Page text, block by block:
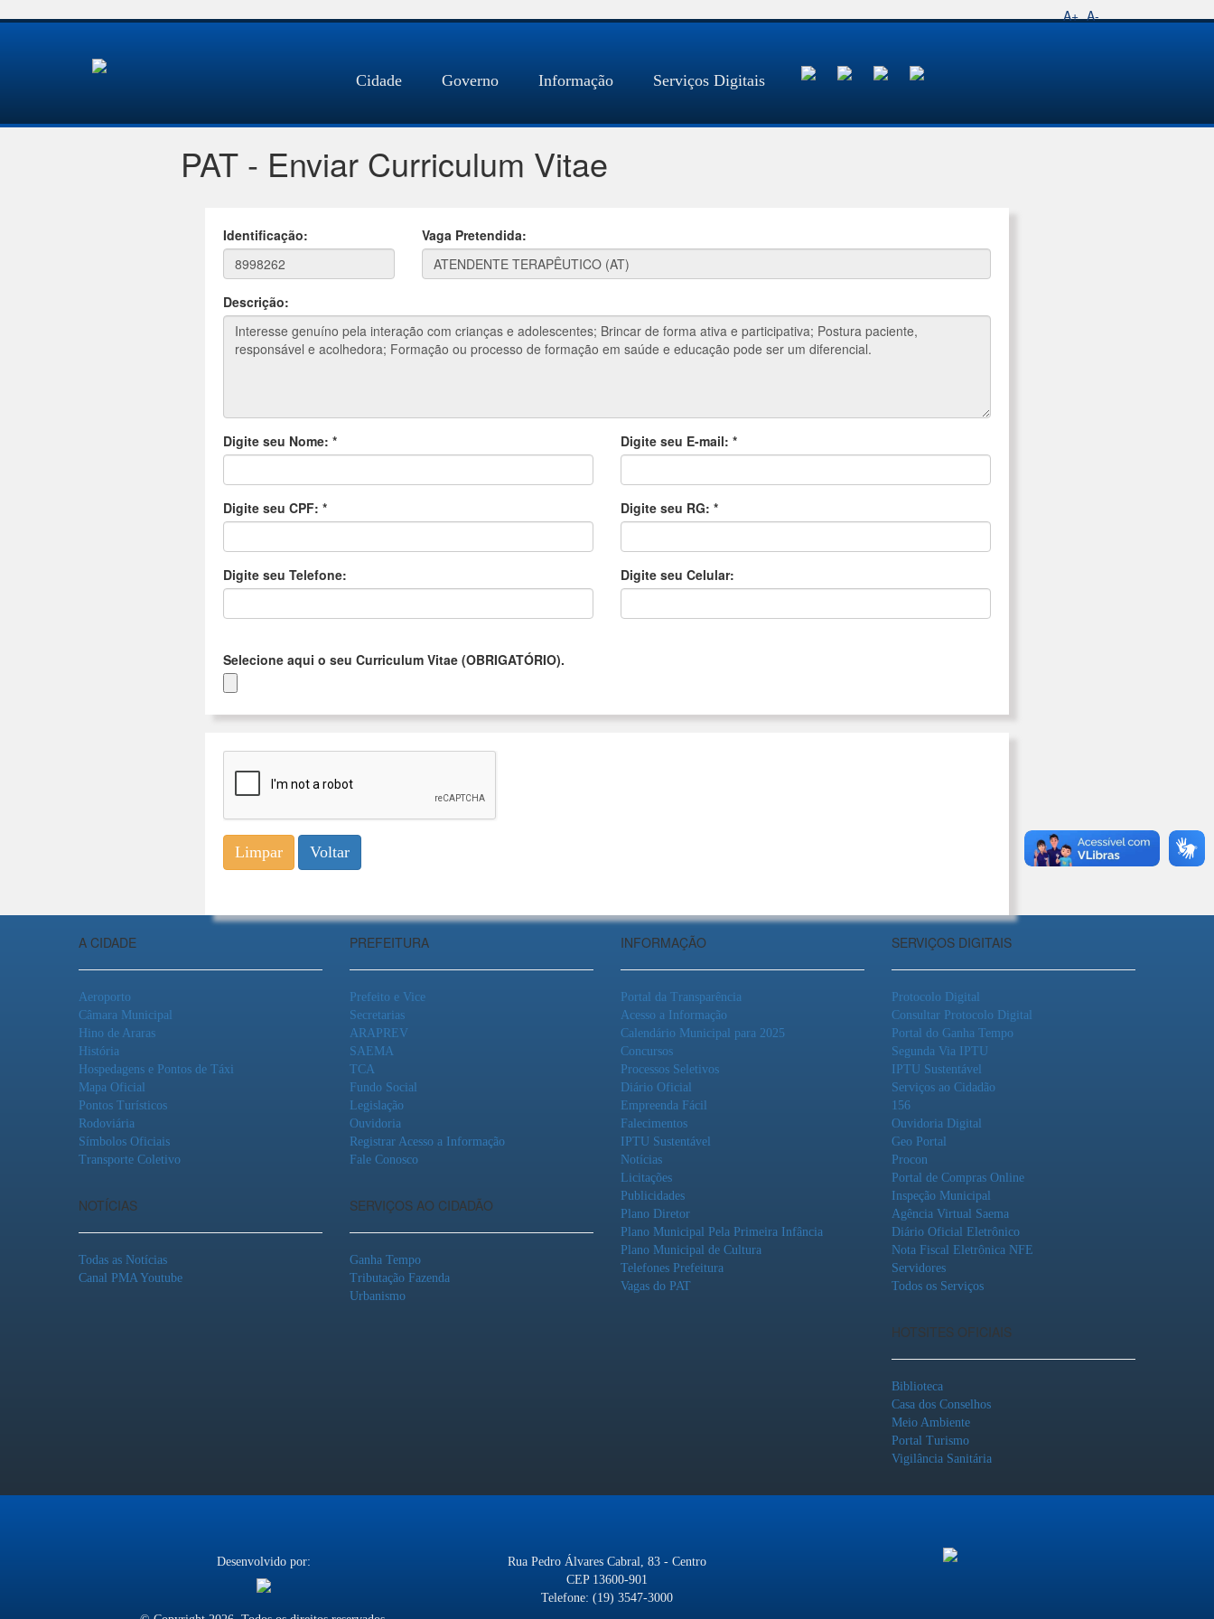
A+ A-
Cidade Governo Informação Serviços Digitais
PAT - Enviar Curriculum Vitae
Identificação: Vaga Pretendida:
Descrição:
Digite seu Nome: * Digite seu E-mail: *
Digite seu CPF: * Digite seu RG: *
Digite seu Telefone: Digite seu Celular:
Selecione aqui o seu Curriculum Vitae (OBRIGATÓRIO).
A CIDADE
Aeroporto
Câmara Municipal
Hino de Araras
História
Hospedagens e Pontos de Táxi
Mapa Oficial
Pontos Turísticos
Rodoviária
Símbolos Oficiais
Transporte Coletivo
NOTÍCIAS
Todas as Notícias
Canal PMA Youtube
PREFEITURA
Prefeito e Vice
Secretarias
ARAPREV
SAEMA
TCA
Fundo Social
Legislação
Ouvidoria
Registrar Acesso a Informação
Fale Conosco
SERVIÇOS AO CIDADÃO
Ganha Tempo
Tributação Fazenda
Urbanismo
INFORMAÇÃO
Portal da Transparência
Acesso a Informação
Calendário Municipal para 2025
Concursos
Processos Seletivos
Diário Oficial
Empreenda Fácil
Falecimentos
IPTU Sustentável
Notícias
Licitações
Publicidades
Plano Diretor
Plano Municipal Pela Primeira Infância
Plano Municipal de Cultura
Telefones Prefeitura
Vagas do PAT
SERVIÇOS DIGITAIS
Protocolo Digital
Consultar Protocolo Digital
Portal do Ganha Tempo
Segunda Via IPTU
IPTU Sustentável
Serviços ao Cidadão
156
Ouvidoria Digital
Geo Portal
Procon
Portal de Compras Online
Inspeção Municipal
Agência Virtual Saema
Diário Oficial Eletrônico
Nota Fiscal Eletrônica NFE
Servidores
Todos os Serviços
HOTSITES OFICIAIS
Biblioteca
Casa dos Conselhos
Meio Ambiente
Portal Turismo
Vigilância Sanitária
Desenvolvido por:
Rua Pedro Álvares Cabral, 83 - Centro
CEP 13600-901
Telefone: (19) 3547-3000